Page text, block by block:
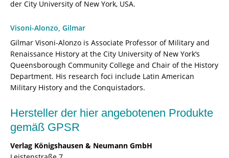
der City University of New York, USA.
Visoni-Alonzo, Gilmar
Gilmar Visoni-Alonzo is Associate Professor of Military and
Renaissance History at the City University of New York‘s
Queensborough Community College and Chair of the History
Department. His research foci include Latin American
Military History and the Conquistadors.
Hersteller der hier angebotenen Produkte
gemäß GPSR
Verlag Königshausen & Neumann GmbH